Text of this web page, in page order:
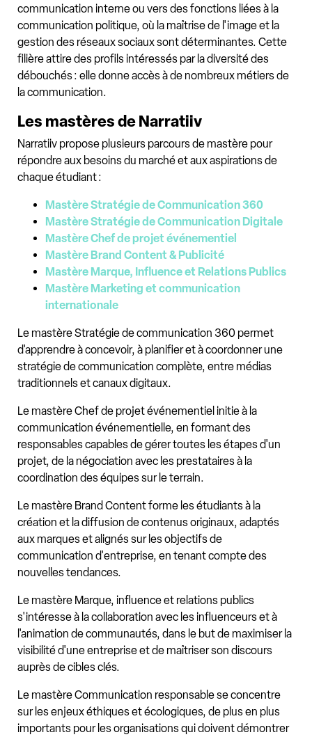
communication interne ou vers des fonctions liées à la
communication politique, où la maîtrise de l'image et la
gestion des réseaux sociaux sont déterminantes. Cette
filière attire des profils intéressés par la diversité des
débouchés : elle donne accès à de nombreux métiers de
la communication.
Les mastères de Narratiiv
Narratiiv propose plusieurs parcours de mastère pour
répondre aux besoins du marché et aux aspirations de
chaque étudiant :
Mastère Stratégie de Communication 360
Mastère Stratégie de Communication Digitale
Mastère Chef de projet événementiel
Mastère Brand Content & Publicité
Mastère Marque, Influence et Relations Publics
Mastère Marketing et communication
internationale
Le mastère Stratégie de communication 360 permet
d'apprendre à concevoir, à planifier et à coordonner une
stratégie de communication complète, entre médias
traditionnels et canaux digitaux.
Le mastère Chef de projet événementiel initie à la
communication événementielle, en formant des
responsables capables de gérer toutes les étapes d'un
projet, de la négociation avec les prestataires à la
coordination des équipes sur le terrain.
Le mastère Brand Content forme les étudiants à la
création et la diffusion de contenus originaux, adaptés
aux marques et alignés sur les objectifs de
communication d'entreprise, en tenant compte des
nouvelles tendances.
Le mastère Marque, influence et relations publics
s'intéresse à la collaboration avec les influenceurs et à
l'animation de communautés, dans le but de maximiser la
visibilité d'une entreprise et de maîtriser son discours
auprès de cibles clés.
Le mastère Communication responsable se concentre
sur les enjeux éthiques et écologiques, de plus en plus
importants pour les organisations qui doivent démontrer